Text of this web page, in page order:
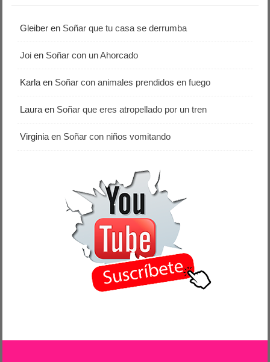
Gleiber en Soñar que tu casa se derrumba
Joi en Soñar con un Ahorcado
Karla en Soñar con animales prendidos en fuego
Laura en Soñar que eres atropellado por un tren
Virginia en Soñar con niños vomitando